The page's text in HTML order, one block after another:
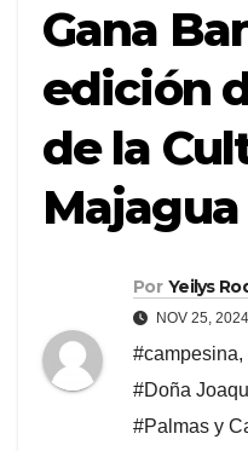
Gana
edición
de la
Por Yeilys
NOV 25, 2024
#campesina,
#Doña
#Palmas y